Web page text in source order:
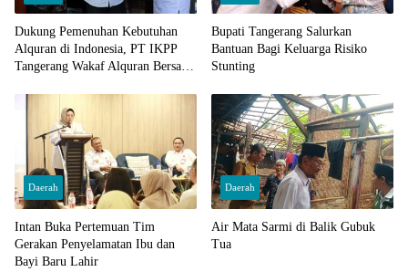
Dukung Pemenuhan Kebutuhan
Alquran di Indonesia, PT IKPP
Tangerang Wakaf Alquran Bersama
Bupati Tangerang Salurkan
Bantuan Bagi Keluarga Risiko
Stunting
Daerah
Intan Buka Pertemuan Tim
Gerakan Penyelamatan Ibu dan
Bayi Baru Lahir
Daerah
Air Mata Sarmi di Balik Gubuk
Tua